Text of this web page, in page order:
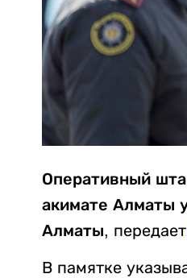
Оперативный
акимате Алматы
Алматы, передает
В памятке